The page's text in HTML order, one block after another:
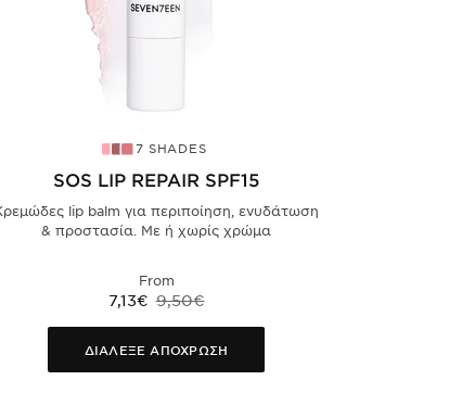
7 SHADES
SOS LIP REPAIR SPF15
lip balm για περιποίηση, ενυδάτωση
& προστασία. Με ή χωρίς χρώμα
From
7,13€ 9,50€
ΔΙΑΛΕΞΕ ΑΠΟΧΡΩΣΗ